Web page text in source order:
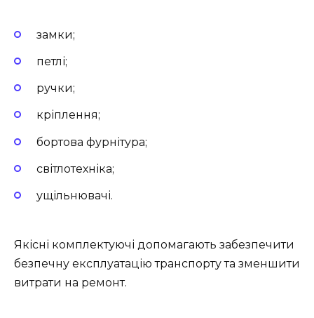
замки;
петлі;
ручки;
кріплення;
бортова фурнітура;
світлотехніка;
ущільнювачі.
Якісні комплектуючі допомагають забезпечити
безпечну експлуатацію транспорту та зменшити
витрати на ремонт.